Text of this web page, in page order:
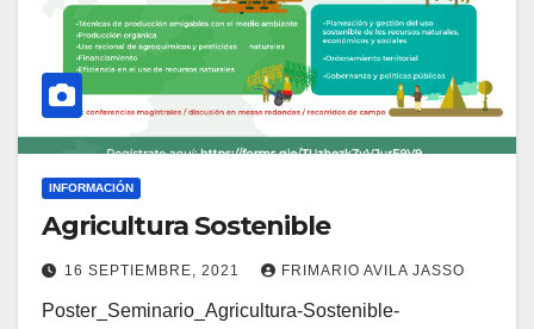
INFORMACIÓN
Agricultura Sostenible
16 SEPTIEMBRE, 2021 FRIMARIO AVILA JASSO
Poster_Seminario_Agricultura-Sostenible-